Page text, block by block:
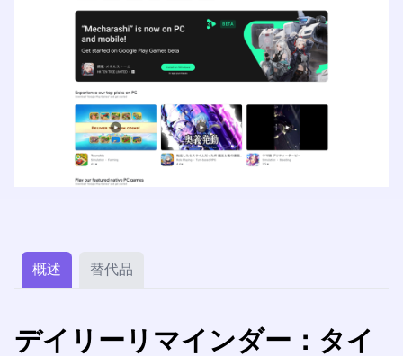
概述 替代品
デイリーリマインダー：タイ